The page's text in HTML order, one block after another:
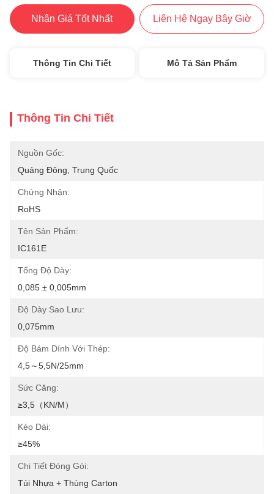
Nhận Giá Tốt Nhất Liên Hệ Ngay Bây Giờ
Thông Tin Chi Tiết Mô Tả Sản Phẩm
Thông Tin Chi Tiết
Nguồn Gốc:
Quảng Đông, Trung Quốc
Chứng Nhận:
RoHS
Tên Sản Phẩm:
IC161E
Tổng Độ Dày:
0,085 ± 0,005mm
Độ Dày Sao Lưu:
0,075mm
Độ Bám Dính Với Thép:
4,5～5,5N/25mm
Sức Căng:
≥3,5（KN/M）
Kéo Dài:
≥45%
Chi Tiết Đóng Gói:
Túi Nhựa + Thùng Carton